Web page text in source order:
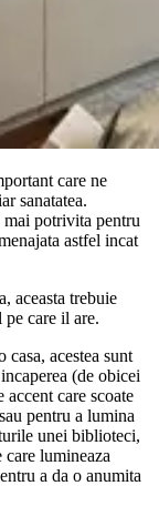
care ne
sanatatea.
mai potrivita pentru
astfel incat
aceasta trebuie
pe care il are.
acestea sunt
(de obicei
care scoate
pentru a lumina
unei biblioteci,
lumineaza
a da o anumita